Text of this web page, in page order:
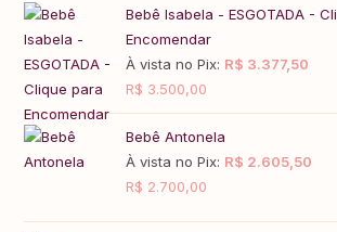
Bebê Isabela - ESGOTADA -
Encomendar
À vista no Pix: R$ 3.377,50
R$ 3.500,00
Bebê Antonela
À vista no Pix: R$ 2.605,50
R$ 2.700,00